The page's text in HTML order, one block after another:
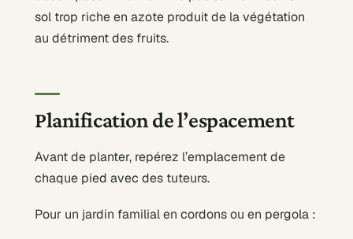
sol trop riche en azote produit de la végétation
au détriment des fruits.
Planification de l’espacement
Avant de planter, repérez l’emplacement de
chaque pied avec des tuteurs.
Pour un jardin familial en cordons ou en pergola :